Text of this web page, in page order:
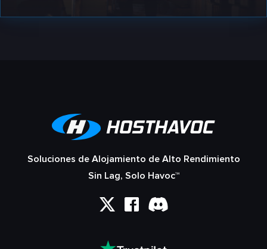
Soluciones de Alojamiento de Alto Rendimiento
Sin Lag, Solo Havoc™